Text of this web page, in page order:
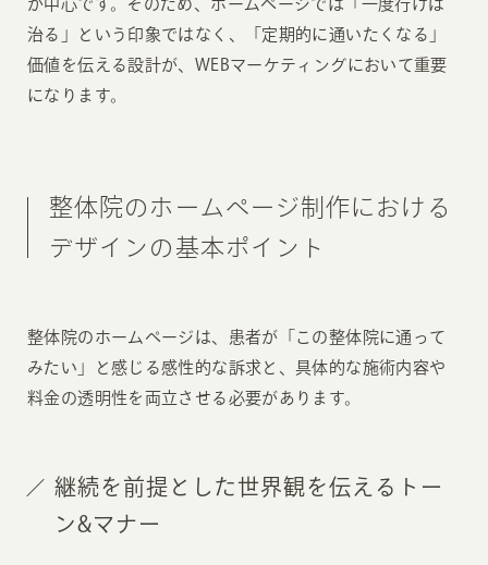
が中心です。そのため、ホームページでは「一度行けば
治る」という印象ではなく、「定期的に通いたくなる」
価値を伝える設計が、WEBマーケティングにおいて重要
になります。
整体院のホームページ制作における
デザインの基本ポイント
整体院のホームページは、患者が「この整体院に通って
みたい」と感じる感性的な訴求と、具体的な施術内容や
料金の透明性を両立させる必要があります。
継続を前提とした世界観を伝えるトー
ン&マナー